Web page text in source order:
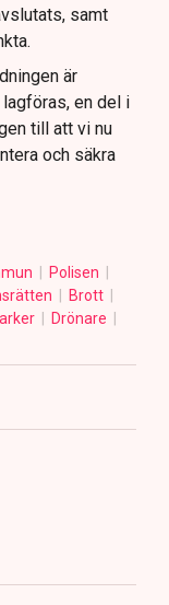
samt
är
en del i
till att vi nu
och säkra
Polisen
Brott
Drönare